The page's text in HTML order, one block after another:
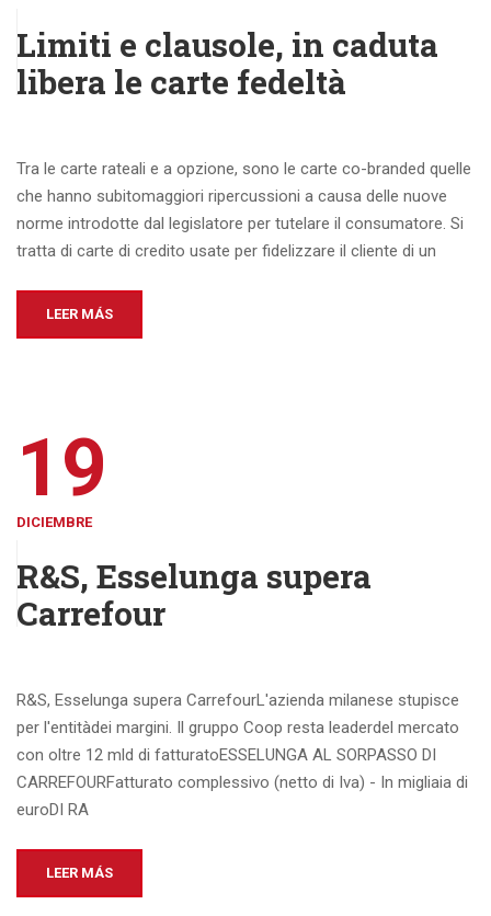
Limiti e clausole, in caduta
libera le carte fedeltà
Tra le carte rateali e a opzione, sono le carte co-branded quelle
che hanno subitomaggiori ripercussioni a causa delle nuove
norme introdotte dal legislatore per tutelare il consumatore. Si
tratta di carte di credito usate per fidelizzare il cliente di un
LEER MÁS
19
DICIEMBRE
R&S, Esselunga supera
Carrefour
R&S, Esselunga supera CarrefourL'azienda milanese stupisce
per l'entitàdei margini. Il gruppo Coop resta leaderdel mercato
con oltre 12 mld di fatturatoESSELUNGA AL SORPASSO DI
CARREFOURFatturato complessivo (netto di Iva) - In migliaia di
euroDI RA
LEER MÁS